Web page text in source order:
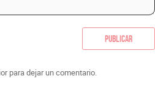
Publicar
para dejar un comentario.